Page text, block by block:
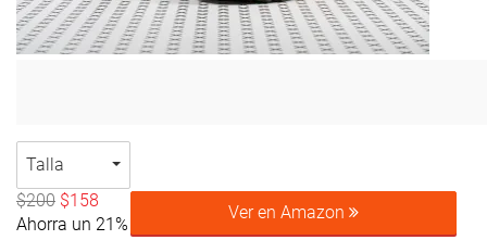
Talla
$200 $158
Ahorra un 21%
Ver en Amazon